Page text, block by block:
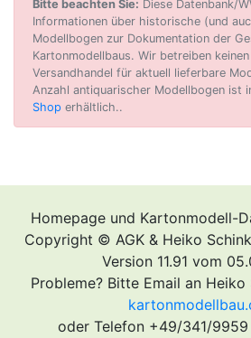
Bitte beachten Sie: Diese Datenbank/
Informationen über historische (und
Modellbogen zur Dokumentation der
Kartonmodellbaus. Wir betreiben
Versandhandel für aktuell lieferbare
Anzahl antiquarischer Modellbogen ist
Shop erhältlich..
Homepage und Kartonmodell-
Copyright © AGK & Heiko
Version 11.91 vom
Probleme? Bitte Email an Heiko
oder Telefon +49/341/